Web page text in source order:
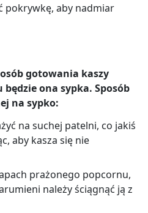
pokrywkę, aby nadmiar
gotowania kaszy
ona sypka. Sposób
na sypko:
na suchej patelni, co jakiś
aby kasza się nie
prażonego popcornu,
należy ściągnąć ją z